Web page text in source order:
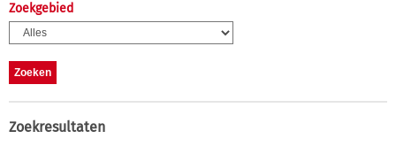
Zoekgebied
Zoekresultaten